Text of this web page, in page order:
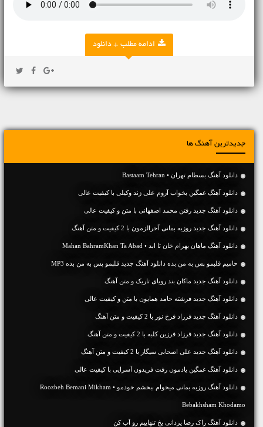
ادامه مطلب + دانلود
جدیدترین آهنگ ها
دانلود آهنگ بسطام تهران • Bastaam Tehran
دانلود آهنگ غمگین بخواب آروم علی زند وکیلی با کیفیت عالی
دانلود آهنگ جديد رفتن محمد اصفهانی با متن و کیفیت عالی
دانلود آهنگ جديد روزبه بمانی آخرالزمون با 2 کیفیت و متن آهنگ
دانلود آهنگ ماهان بهرام خان تا ابد • Mahan BahramKhan Ta Abad
حامیم قلبمو پس به من بده دانلود آهنگ جدید قلبمو پس به من بده MP3
دانلود آهنگ جديد ماکان بند رویای تاریک و متن آهنگ
دانلود آهنگ جديد فرشته حامد همایون با متن و کیفیت عالی
دانلود آهنگ جديد فرزاد فرخ نور با 2 کیفیت و متن آهنگ
دانلود آهنگ جديد فرزاد فرزین کلبه با 2 کیفیت و متن آهنگ
دانلود آهنگ جديد علی اصحابی سیگار با 2 کیفیت و متن آهنگ
دانلود آهنگ غمگین یادمون رفت فریدون آسرایی با کیفیت عالی
دانلود آهنگ روزبه بمانی میخوام ببخشم خودمو • Roozbeh Bemani Mikham
Bebakhsham Khodamo
دانلود آهنگ راک رضا یزدانی یخ تنهاییم رو آب کن